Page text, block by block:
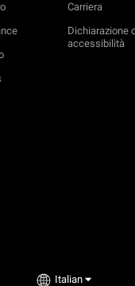
Carriera
Dichiarazione
accessibilità
Italian